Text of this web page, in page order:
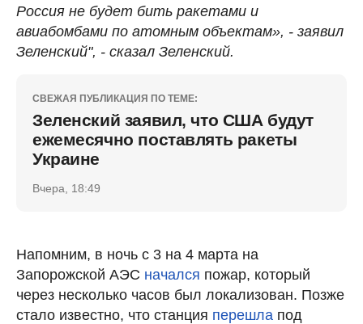
Россия не будет бить ракетами и
авиабомбами по атомным объектам», - заявил
Зеленский", - сказал Зеленский.
СВЕЖАЯ ПУБЛИКАЦИЯ ПО ТЕМЕ:
Зеленский заявил, что США будут
ежемесячно поставлять ракеты
Украине
Вчера, 18:49
Напомним, в ночь с 3 на 4 марта на
Запорожской АЭС начался пожар, который
через несколько часов был локализован. Позже
стало известно, что станция перешла под